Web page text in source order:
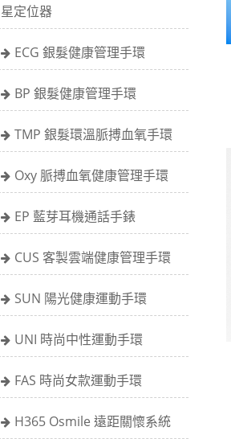
星定位器
ECG 銀髮健康管理手環
BP 銀髮健康管理手環
TMP 銀髮環溫脈搏血氧手環
Oxy 脈搏血氧健康管理手環
EP 藍芽耳機通話手錶
CUS 客製雲端健康管理手環
SUN 陽光健康運動手環
UNI 時尚中性運動手環
FAS 時尚女款運動手環
H365 Osmile 遠距關懷系統